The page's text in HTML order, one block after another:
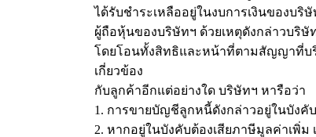
ได้รับชำระเหลืออยู่ในงบการเงินของบ
ผู้ถือหุ้นของบริษัทฯ ด้วยเหตุดังกล่าวบริ
โดยโอนทั้งสิทธิและหน้าที่ตามสัญญาที่บ
เกี่ยวข้อง
กับลูกค้าอีกแต่อย่างใด บริษัทฯ หารือว่า
1. การขายบัญชีลูกหนี้ดังกล่าวอยู่ในบังคั
2. หากอยู่ในบังคับต้องเสียภาษีมูลค่าเพิ่